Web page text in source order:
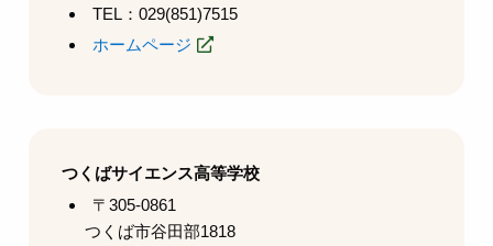
TEL：029(851)7515
ホームページ
つくばサイエンス高等学校
〒305-0861
つくば市谷田部1818